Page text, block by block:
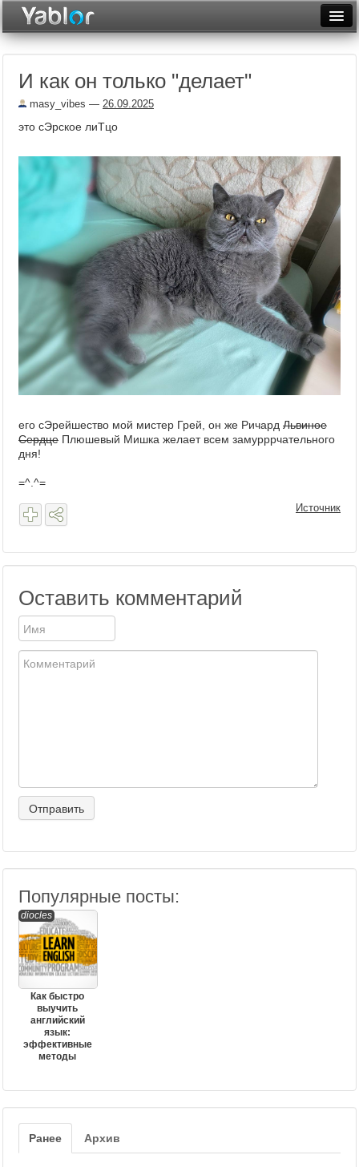
Неделя
Архив
Фототоп
Видеотоп
И как он только "делает"
masy_vibes — 26.09.2025
это сЭрское лиТцо
его сЭрейшество мой мистер Грей, он же Ричард Львиное
Сердце Плюшевый Мишка желает всем замурррчательного
дня!
=^.^=
Источник
Оставить комментарий
Популярные посты:
diocles
Как быстро
выучить
английский
язык:
эффективные
методы
Ранее Архив